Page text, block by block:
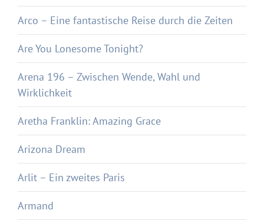
Arco – Eine fantastische Reise durch die Zeiten
Are You Lonesome Tonight?
Arena 196 – Zwischen Wende, Wahl und
Wirklichkeit
Aretha Franklin: Amazing Grace
Arizona Dream
Arlit – Ein zweites Paris
Armand